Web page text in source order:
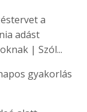
a
adást
| Szól...
gyakorlás